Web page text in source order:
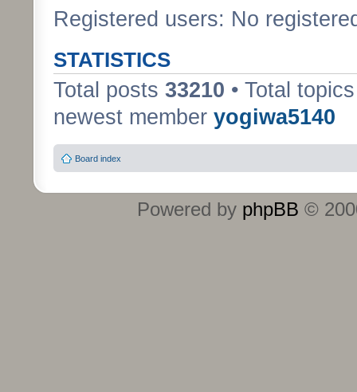
Registered users: No
STATISTICS
Total posts 33210 • Total
newest member yogiwa5140
Board index
Powered by phpBB ©